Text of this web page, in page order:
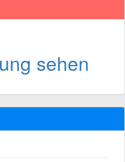
sehen